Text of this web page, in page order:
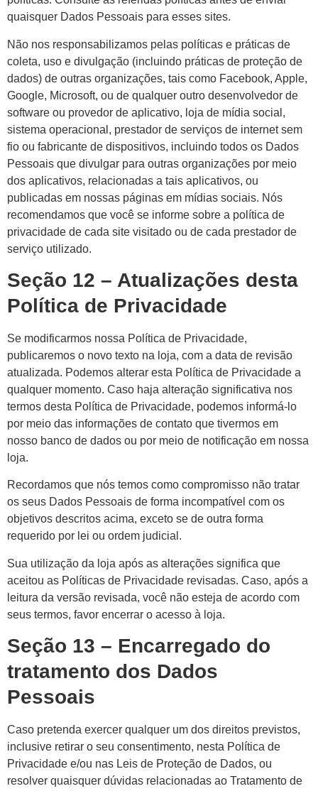
quaisquer Dados Pessoais para esses sites.
Não nos responsabilizamos pelas políticas e práticas de
coleta, uso e divulgação (incluindo práticas de proteção de
dados) de outras organizações, tais como Facebook, Apple,
Google, Microsoft, ou de qualquer outro desenvolvedor de
software ou provedor de aplicativo, loja de mídia social,
sistema operacional, prestador de serviços de internet sem
fio ou fabricante de dispositivos, incluindo todos os Dados
Pessoais que divulgar para outras organizações por meio
dos aplicativos, relacionadas a tais aplicativos, ou
publicadas em nossas páginas em mídias sociais. Nós
recomendamos que você se informe sobre a política de
privacidade de cada site visitado ou de cada prestador de
serviço utilizado.
Seção 12 – Atualizações desta
Política de Privacidade
Se modificarmos nossa Política de Privacidade,
publicaremos o novo texto na loja, com a data de revisão
atualizada. Podemos alterar esta Política de Privacidade a
qualquer momento. Caso haja alteração significativa nos
termos desta Política de Privacidade, podemos informá-lo
por meio das informações de contato que tivermos em
nosso banco de dados ou por meio de notificação em nossa
loja.
Recordamos que nós temos como compromisso não tratar
os seus Dados Pessoais de forma incompatível com os
objetivos descritos acima, exceto se de outra forma
requerido por lei ou ordem judicial.
Sua utilização da loja após as alterações significa que
aceitou as Políticas de Privacidade revisadas. Caso, após a
leitura da versão revisada, você não esteja de acordo com
seus termos, favor encerrar o acesso à loja.
Seção 13 – Encarregado do
tratamento dos Dados
Pessoais
Caso pretenda exercer qualquer um dos direitos previstos,
inclusive retirar o seu consentimento, nesta Política de
Privacidade e/ou nas Leis de Proteção de Dados, ou
resolver quaisquer dúvidas relacionadas ao Tratamento de